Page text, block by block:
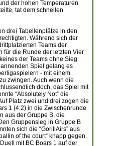
der hohen Temperaturen
tat dem schnellen
drei Tabellenplätze in den
Während sich der
Teams der
für die Runde der letzten Vier
der Teams ohne Sieg
Spiel gelang es
- mit einem
zwingen. Auch wenn die
doch, das Spiel mit
“Absolutely Not“ die
Platz zwei und drei zogen die
1 (4:2) in die Zwischenrunde
aus der Gruppe B, die
Gruppensieg in Gruppe B
sich die “GorillAirs” aus
of the court“ knapp gegen
mit BC Boars 1 auf der